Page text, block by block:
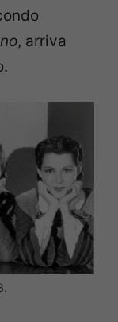
, arriva